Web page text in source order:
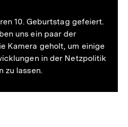
10. Geburtstag gefeiert.
uns ein paar der
Kamera geholt, um einige
in der Netzpolitik
zu lassen.